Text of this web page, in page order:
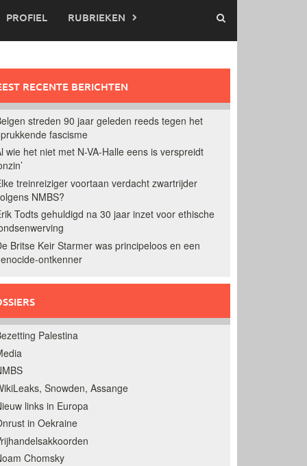
PROFIEL RUBRIEKEN
RECENTE BERICHTEN
streden 90 jaar geleden reeds tegen het
fascisme
wie het niet met N-VA-Halle eens is verspreidt
treinreiziger voortaan verdacht zwartrijder
NMBS?
Todts gehuldigd na 30 jaar inzet voor ethische
Britse Keir Starmer was principeloos en een
ontkenner
Palestina
Snowden, Assange
links in Europa
in Oekraine
Chomsky